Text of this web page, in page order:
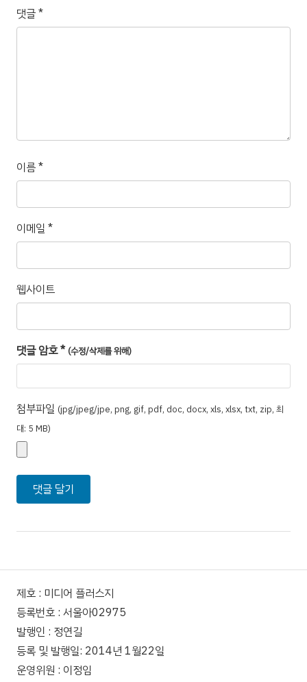
댓글*
이름*
이메일 *
웹사이트
댓글 암호* (수정/삭제를 위해)
첨부파일 (jpg/jpeg/jpe, png, gif, pdf, doc, docx, xls, xlsx, txt, zip, 최
대: 5 MB)
제호 : 미디어 플러스지
등록번호 : 서울아02975
발행인 : 정연길
등록 및 발행일: 2014년 1월22일
운영위원 : 이정임